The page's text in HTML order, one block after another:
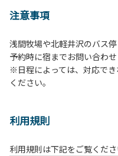
注意事項
浅間牧場や北軽井沢のバス
予約時に宿までお問い合わせ
※日程によっては、対応で
ください。
利用規則
利用規則は下記をご覧くださ